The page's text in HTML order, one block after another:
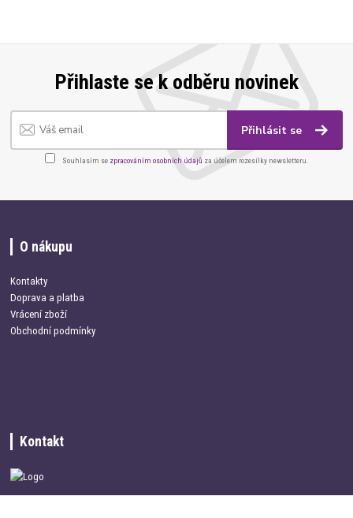
Přihlaste se k odběru novinek
Přihlásit se
Souhlasím se zpracováním osobních údajů za účelem rozesílky newsletteru.
O nákupu
Kontakty
Doprava a platba
Vrácení zboží
Obchodní podmínky
Kontakt